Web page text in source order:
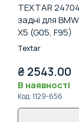
TEXTAR
задні для
X5 (G05, F95)
Textar
₴ 2543.00
В наявності
Код:1129-656